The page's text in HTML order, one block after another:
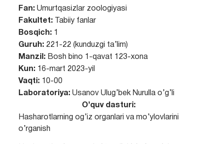
Fan: Umurtqasizlar zoologiyasi
Fakultet:Tabiiy fanlar
Bosqich:1
Guruh:221-22 (kunduzgi ta’lim)
Manzil:Bosh bino 1-qavat 123-xona
Kun: 16-mart 2023-yil
Vaqti:10-00
Laboratoriya:Usanov Ulug’bek Nurulla o’g’li
O’quv dasturi:
Hasharotlarning og’iz organlari va mo’ylovlarini
o’rganish